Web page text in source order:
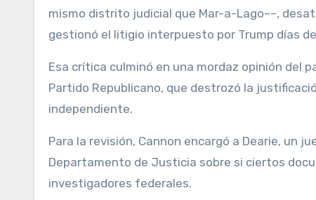
mismo distrito judicial que Mar-a-Lago––,
gestionó el litigio interpuesto por Trump días
Esa crítica culminó en una mordaz opinión del
Partido Republicano, que destrozó la
independiente.
Para la revisión, Cannon encargó a Dearie, un
Departamento de Justicia sobre si ciertos
investigadores federales.